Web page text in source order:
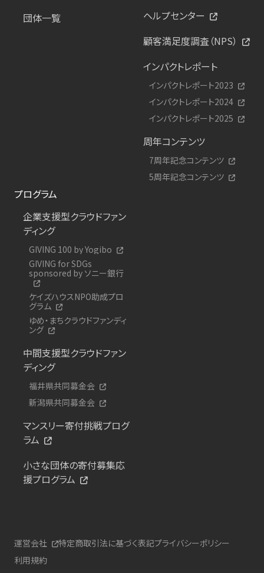
団体一覧
ヘルプセンター
顧客満足度調査（NPS）
インパクトレポート
インパクトレポート2023
インパクトレポート2024
インパクトレポート2025
周年コンテンツ
7周年記念コンテンツ
5周年記念コンテンツ
プログラム
企業支援型クラウドファン
ディング
GIVING 100 by Yogibo
GIVING for SDGs
sponsored by ソニー銀行
ケイズハウスNPO助成プロ
グラム
ゆめ・まちクラウドファンディ
ング
中間支援型クラウドファン
ディング
福井県共同募金会
新潟県共同募金会
マンスリー寄付挑戦プログ
ラム
小さな団体の寄付募集応
援プログラム
運営会社 特定商取引法に基づく表記プライバシーポリシー
利用規約